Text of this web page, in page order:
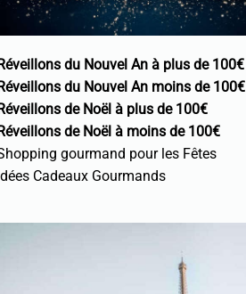
du Nouvel An à plus de 100€
du Nouvel An moins de 100€
de Noël à plus de 100€
de Noël à moins de 100€
gourmand pour les Fêtes
Cadeaux Gourmands